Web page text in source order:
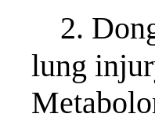
2.
lung